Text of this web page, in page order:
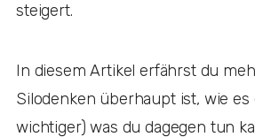
steigert.
In diesem Artikel erfährst du
Silodenken überhaupt ist, wie
wichtiger) was du dagegen tun